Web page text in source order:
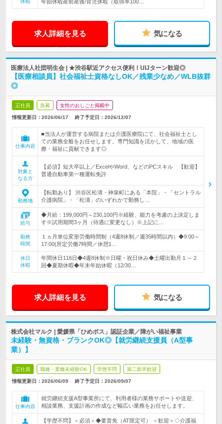
休暇
年始休暇産前産後/育児休暇（取得率100…
求人詳細を見る 気になる
医療法人社団明生会 | ★渋谷駅近アクセス便利！UIJターン歓迎◎
【医療相談員】社会福祉士資格なしOK／残業少なめ／WLB抜群
◎
正社員 急募 女性のおしごと掲載中
情報更新日：2026/06/17 終了予定日： 2026/12/07
仕事内容
■当法人が運営する病院または介護医療院にて、社会福祉士とし
ての業務全般をお任せします。専門知識を活かして、地域の医
療・福祉に貢献できます◎
対象と
なる方
【必須】短大卒以上／ExcelやWord、などのPCスキル 【歓迎】
普通自動車第一種運転免許
勤務地
【転勤あり】 渋谷区松濤・神泉町にある「本院」・「セントラル
介護病院」・「松濤」のいずれかで勤務し…
給与
◆月給：199,000円～230,100円※経験、能力を考慮の上決定しま
す※試用期間3ヶ月（待遇に変更なし）※上記に…
勤務
時間
１ヵ月単位変形労働時間制（4週8休制／週35時間以内）◆9:00～
17:00(所定労働7時間／休憩1…
休日
休暇
年間休日116日◆4週8休制※日曜・祝日休み◆土曜出勤月１～２
回◆夏期休暇◆年末年始休暇（12/30…
求人詳細を見る 気になる
株式会社マルク | 愛媛県「ひめボス」認証企業／障がい福祉事業
未経験・無資格・ブランクOK◎【就労継続支援員（A型事
業）】
正社員 職種・業種未経験OK 学歴不問 第二新卒歓迎
情報更新日：2026/06/09 終了予定日： 2026/09/07
仕事内容
就労継続支援A型事業所にて、利用者様の業務サポートや送迎、
相談業務、支援計画の作成など幅広い業務をお任せします。
【学歴不問】＜必須＞◆要普免（AT限定可） ＜歓迎＞◇介護福